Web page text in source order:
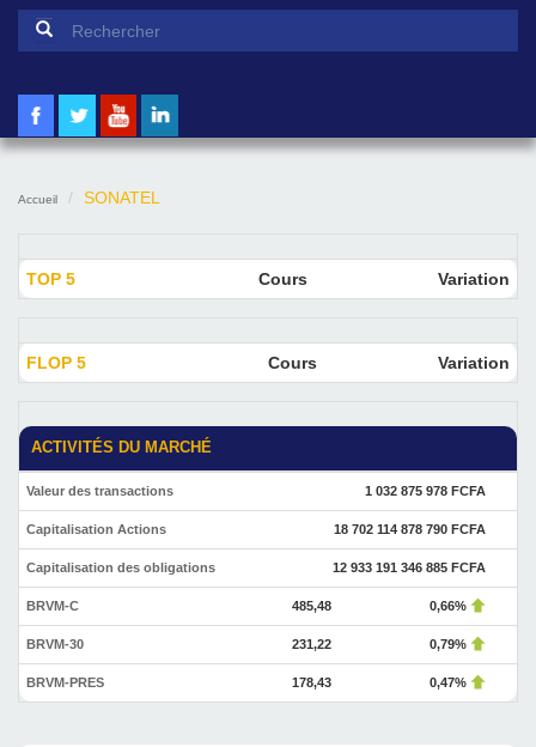
Formulaire de recherche
Accueil SONATEL
TOP 5 Cours Variation
FLOP 5 Cours Variation
ACTIVITÉS DU MARCHÉ
Valeur des transactions 1 032 875 978 FCFA
Capitalisation Actions 18 702 114 878 790 FCFA
Capitalisation des obligations 12 933 191 346 885 FCFA
BRVM-C 485,48 0,66%
BRVM-30 231,22 0,79%
BRVM-PRES 178,43 0,47%